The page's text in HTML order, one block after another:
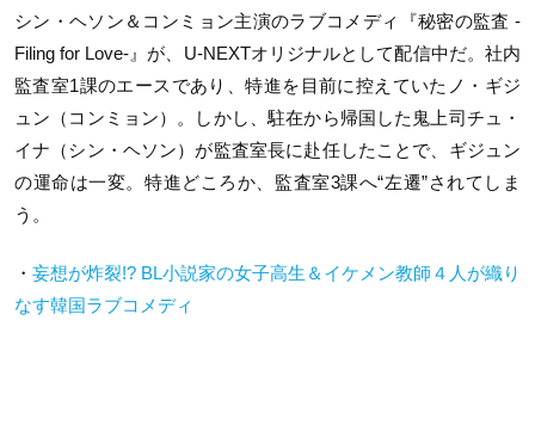
シン・ヘソン＆コンミョン主演のラブコメディ『秘密の監査 -
Filing for Love-』が、U-NEXTオリジナルとして配信中だ。社内
監査室1課のエースであり、特進を目前に控えていたノ・ギジ
ュン（コンミョン）。しかし、駐在から帰国した鬼上司チュ・
イナ（シン・ヘソン）が監査室長に赴任したことで、ギジュン
の運命は一変。特進どころか、監査室3課へ“左遷”されてしま
う。
・ 妄想が炸裂!? BL小説家の女子高生＆イケメン教師４人が織り
なす韓国ラブコメディ